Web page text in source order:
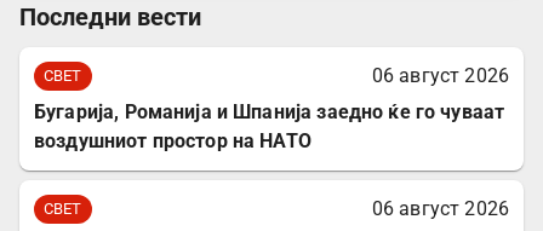
Последни вести
СВЕТ
06 август 2026
Бугарија, Романија и Шпанија заедно ќе го чуваат
воздушниот простор на НАТО
СВЕТ
06 август 2026